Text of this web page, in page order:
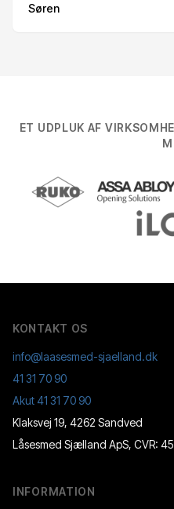
Søren
ET UDPLUK AF
KONTAKT OS
info@laasesmed-sjaelland.dk
41 31 70 90
Akut41 31 70 90
Klaksvej 19, 4262 Sandved
Låsesmed Sjælland ApS, CVR:
INFORMATION